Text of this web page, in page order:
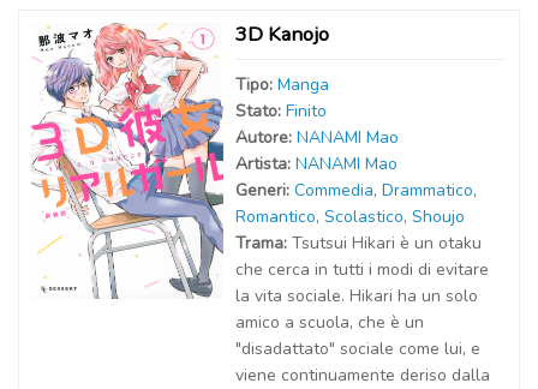
3D Kanojo
Tipo: Manga
Stato: Finito
Autore: NANAMI Mao
Artista: NANAMI Mao
Generi: Commedia, Drammatico,
Romantico, Scolastico, Shoujo
Trama: Tsutsui Hikari è un otaku
che cerca in tutti i modi di evitare
la vita sociale. Hikari ha un solo
amico a scuola, che è un
"disadattato" sociale come lui, e
viene continuamente deriso dalla